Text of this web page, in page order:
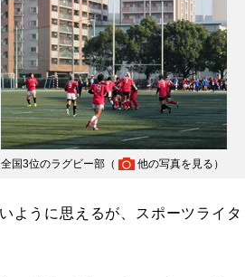
全国3位のラグビー部（ 他の写真を見る ）
ように思えるが、スポーツライタ